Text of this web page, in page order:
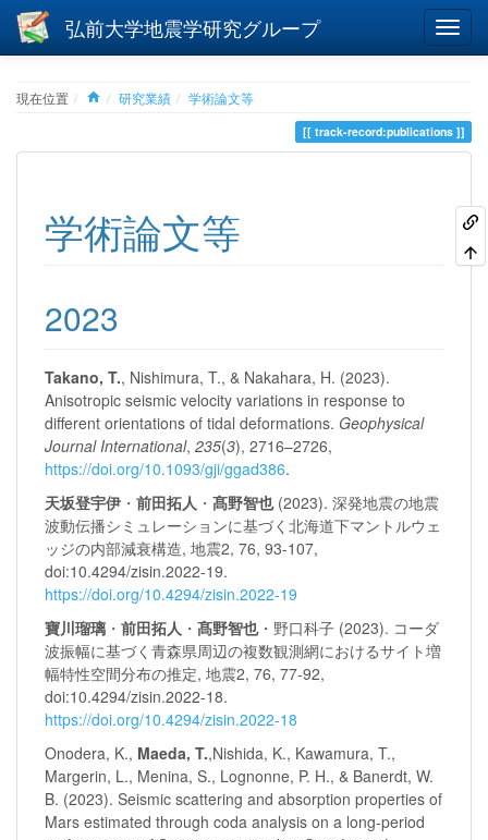
弘前大学地震学研究グループ
現在位置 Home
研究業績 学術論文等
track-record:publications
学術論文等
2023
Takano, T., Nishimura, T., & Nakahara, H. (2023).
Anisotropic seismic velocity variations in response to
different orientations of tidal deformations. Geophysical
Journal International, 235(3), 2716–2726,
https://doi.org/10.1093/gji/ggad386.
天坂登宇伊 ・ 前田拓人 ・ 髙野智也(2023). 深発地震の地震
波動伝播シミュレーションに基づく北海道下マントルウェ
ッジの内部減衰構造, 地震2, 76, 93-107,
doi:10.4294/zisin.2022-19.
https://doi.org/10.4294/zisin.2022-19
寶川瑠璃 ・ 前田拓人 ・ 髙野智也・野口科子 (2023). コーダ
波振幅に基づく青森県周辺の複数観測網におけるサイト増
幅特性空間分布の推定, 地震2, 76, 77-92,
doi:10.4294/zisin.2022-18.
https://doi.org/10.4294/zisin.2022-18
Onodera, K., Maeda, T.,Nishida, K., Kawamura, T.,
Margerin, L., Menina, S., Lognonne, P. H., & Banerdt, W.
B. (2023). Seismic scattering and absorption properties of
Mars estimated through coda analysis on a long-period